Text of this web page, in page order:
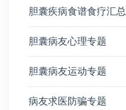
胆囊疾病食谱食疗汇总
胆囊病友心理专题
胆囊病友运动专题
病友求医防骗专题